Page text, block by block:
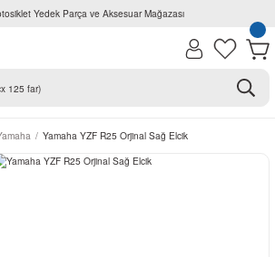
Yedek Parça ve Aksesuar Mağazası
Yamaha YZF R25 Orjinal Sağ Elcik